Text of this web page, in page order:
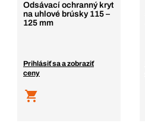
Odsávací ochranný kryt
na uhlové brúsky 115 –
125 mm
Prihlásiť sa a zobraziť
ceny